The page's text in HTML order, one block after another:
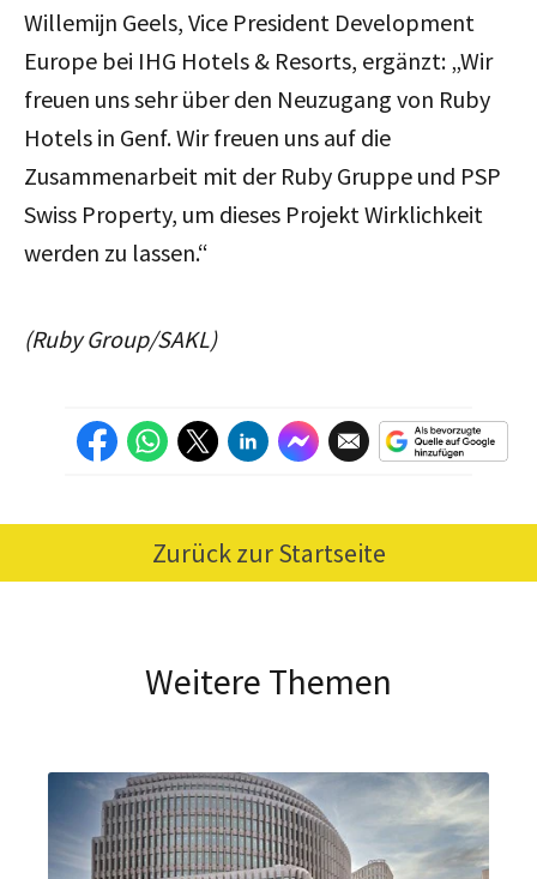
Willemijn Geels, Vice President Development
Europe bei IHG Hotels & Resorts, ergänzt: „Wir
freuen uns sehr über den Neuzugang von Ruby
Hotels in Genf. Wir freuen uns auf die
Zusammenarbeit mit der Ruby Gruppe und PSP
Swiss Property, um dieses Projekt Wirklichkeit
werden zu lassen.“
(Ruby Group/SAKL)
Zurück zur Startseite
Weitere Themen